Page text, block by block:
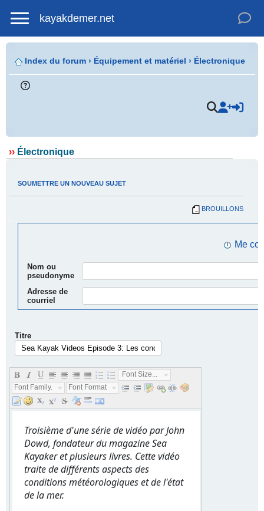
kayakdemer.net
Index du forum › Équipement et matériel › Électronique
›› Électronique
SOUMETTRE UN NOUVEAU SUJET
BROUILLONS
Me
Nom ou
pseudonyme
Adresse de
courriel
Titre
Font Size...
Font Family...
Font Format...
Troisième d'une série de vidéo par John
Dowd, fondateur du magazine Sea
Kayaker et plusieurs livres. Cette vidéo
traite de différents aspects des
conditions météorologiques et de l'état
de la mer.